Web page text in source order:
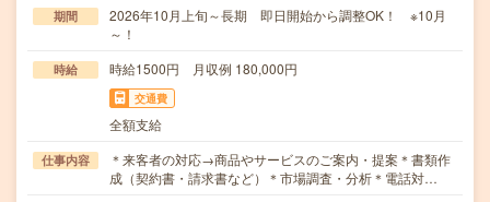
期間
2026年10月上旬～長期 即日開始から調整OK！ ※10月
～！
時給 時給1500円 月収例 180,000円
交通費
全額支給
仕事内容
＊来客者の対応→商品やサービスのご案内・提案＊書類作
成（契約書・請求書など）＊市場調査・分析＊電話対…